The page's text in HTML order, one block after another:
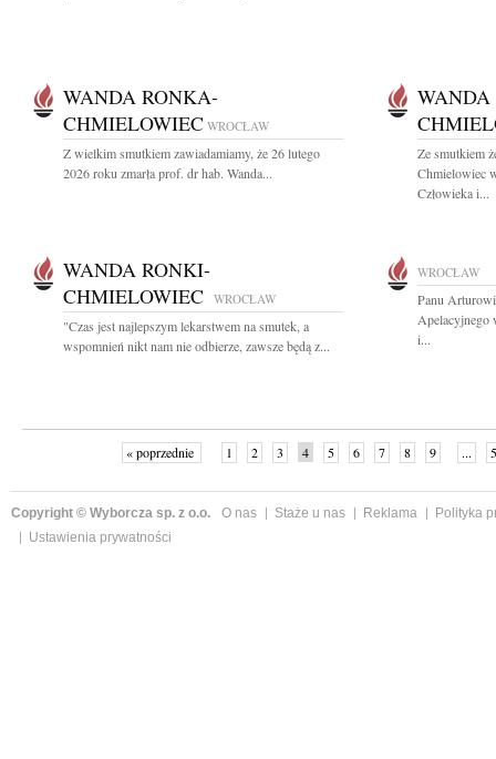
WANDA RONKA-
CHMIELOWIEC WROCŁAW
Z wielkim smutkiem zawiadamiamy, że 26 lutego
2026 roku zmarła prof. dr hab. Wanda...
WANDA
Ze smutkiem
Chmielowiec
Człowieka i...
WANDA RONKI-
CHMIELOWIEC WROCŁAW
"Czas jest najlepszym lekarstwem na smutek, a
wspomnień nikt nam nie odbierze, zawsze będą z...
WROCŁAW
Panu
Apelacyjnego
i...
« poprzednie 1 2 3 4 5 6 7 8 9 ...
Copyright © Wyborcza sp. z o.o. O nas Staże u nas Reklama
Polityka
Ustawienia prywatności